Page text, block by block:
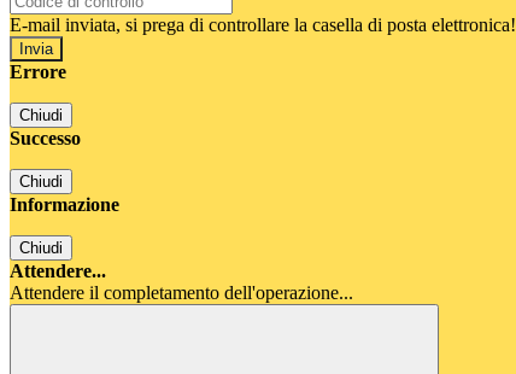
E-mail inviata, si prega di controllare la casella di posta elettronica!
Errore
Chiudi
Successo
Chiudi
Informazione
Chiudi
Attendere...
Attendere il completamento dell'operazione...